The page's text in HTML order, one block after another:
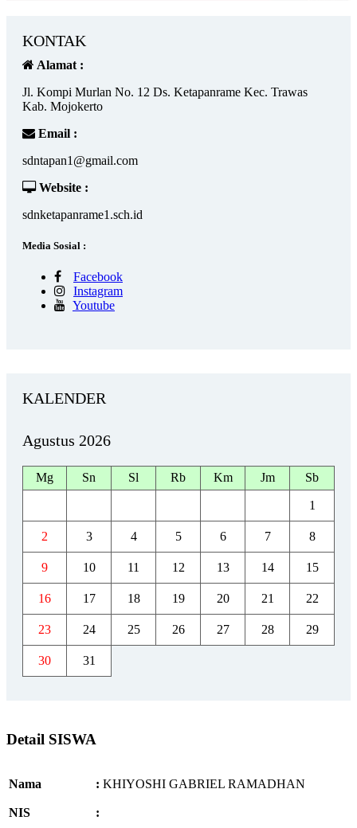
KONTAK
Alamat :
Jl. Kompi Murlan No. 12 Ds. Ketapanrame Kec. Trawas
Kab. Mojokerto
Email :
sdntapan1@gmail.com
Website :
sdnketapanrame1.sch.id
Media Sosial :
Facebook
Instagram
Youtube
KALENDER
Agustus 2026
Mg Sn Sl Rb Km Jm Sb
1
2 3 4 5 6 7 8
9 10 11 12 13 14 15
16 17 18 19 20 21 22
23 24 25 26 27 28 29
30 31
Detail SISWA
Nama : KHIYOSHI GABRIEL RAMADHAN
NIS :